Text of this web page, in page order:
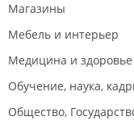
Магазины
Мебель и интерьер
Медицина и здоровье
Обучение, наука,
Общество,